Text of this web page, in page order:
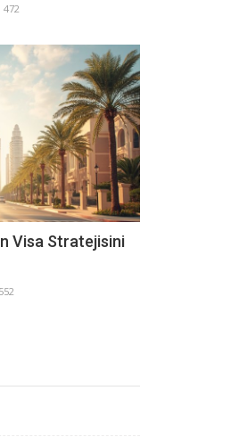
472
Visa Stratejisini
552